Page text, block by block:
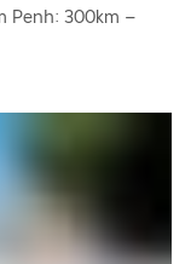
Penh: 300km –